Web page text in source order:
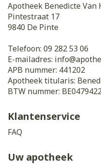
Apotheek Benedicte Van
Pintestraat 17
9840 De Pinte
Telefoon: 09 282 53 06
E-mailadres: info@
APB nummer: 441202
Apotheek titularis:
BTW nummer:
Klantenservice
FAQ
Uw apotheek